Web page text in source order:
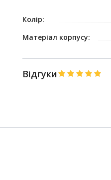
Колір:
Матеріал корпусу:
Відгуки